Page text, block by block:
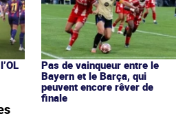
Pas de vainqueur entre le
Bayern et le Barça, qui
peuvent encore rêver de
finale